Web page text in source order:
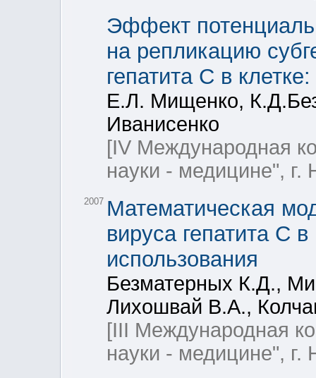
Эффект
на репликацию
гепатита C в
Е.Л. Мищенко,
Иванисенко
[IV Международная
науки - медицине", г.
2007 Математическая
вируса гепатита С
использования
Безматерных К.Д.,
Лихошвай В.А.,
[III Международная
науки - медицине", г.